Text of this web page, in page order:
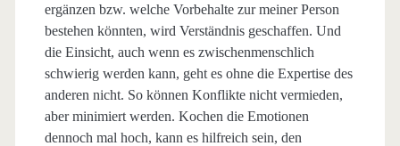
ergänzen bzw. welche Vorbehalte zur meiner Person
bestehen könnten, wird Verständnis geschaffen. Und
die Einsicht, auch wenn es zwischenmenschlich
schwierig werden kann, geht es ohne die Expertise des
anderen nicht. So können Konflikte nicht vermieden,
aber minimiert werden. Kochen die Emotionen
dennoch mal hoch, kann es hilfreich sein, den